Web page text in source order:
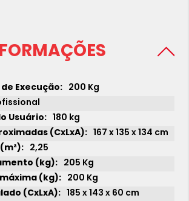
200 Kg
180 kg
167 x 135 x 134 cm
2,25
205 Kg
200 Kg
185 x 143 x 60 cm